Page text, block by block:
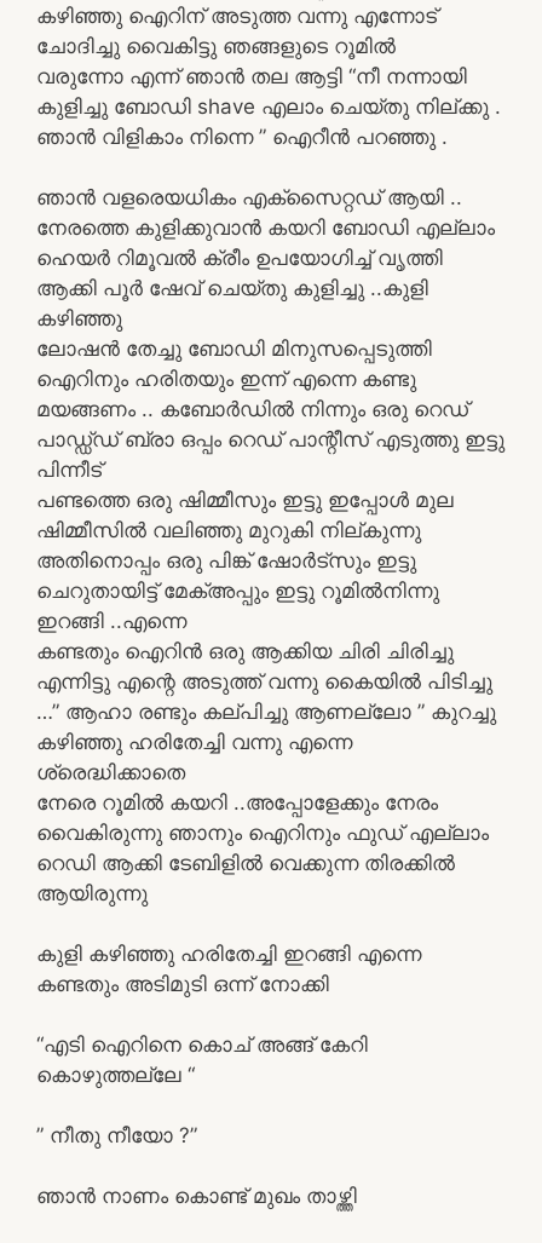
കഴിഞ്ഞു ഐറിന് അടുത്ത വന്നു എന്നോട്
ചോദിച്ചു വൈകിട്ടു ഞങ്ങളുടെ റൂമിൽ
വരുന്നോ എന്ന് ഞാൻ തല ആട്ടി “നീ നന്നായി
കുളിച്ചു ബോഡി shave എലാം ചെയ്തു നില്ക്കു .
ഞാൻ വിളികാം നിന്നെ ” ഐറീൻ പറഞ്ഞു .
ഞാൻ വളരെയധികം എക്സൈറ്റഡ് ആയി ..
നേരത്തെ കുളിക്കുവാൻ കയറി ബോഡി എല്ലാം
ഹെയർ റിമൂവൽ ക്രീം ഉപയോഗിച്ച് വൃത്തി
ആക്കി പൂർ ഷേവ് ചെയ്തു കുളിച്ചു ..കുളി
കഴിഞ്ഞു
ലോഷൻ തേച്ചു ബോഡി മിനുസപ്പെടുത്തി
ഐറിനും ഹരിതയും ഇന്ന് എന്നെ കണ്ടു
മയങ്ങണം .. കബോർഡിൽ നിന്നും ഒരു റെഡ്
പാഡ്ഡ്ഡ് ബ്രാ ഒപ്പം റെഡ് പാന്റീസ് എടുത്തു ഇട്ടു
പിന്നീട്
പണ്ടത്തെ ഒരു ഷിമ്മീസും ഇട്ടു ഇപ്പോൾ മുല
ഷിമ്മീസിൽ വലിഞ്ഞു മുറുകി നില്കുന്നു
അതിനൊപ്പം ഒരു പിങ്ക് ഷോർട്സും ഇട്ടു
ചെറുതായിട്ട് മേക്അപ്പും ഇട്ടു റൂമിൽനിന്നു
ഇറങ്ങി ..എന്നെ
കണ്ടതും ഐറിൻ ഒരു ആക്കിയ ചിരി ചിരിച്ചു
എന്നിട്ടു എന്റെ അടുത്ത് വന്നു കൈയിൽ പിടിച്ചു
…” ആഹാ രണ്ടും കല്പിച്ചു ആണല്ലോ ” കുറച്ചു
കഴിഞ്ഞു ഹരിതേച്ചി വന്നു എന്നെ
ശ്രെദ്ധിക്കാതെ
നേരെ റൂമിൽ കയറി ..അപ്പോളേക്കും നേരം
വൈകിരുന്നു ഞാനും ഐറിനും ഫുഡ് എല്ലാം
റെഡി ആക്കി ടേബിളിൽ വെക്കുന്ന തിരക്കിൽ
ആയിരുന്നു
കുളി കഴിഞ്ഞു ഹരിതേച്ചി ഇറങ്ങി എന്നെ
കണ്ടതും അടിമുടി ഒന്ന് നോക്കി
“എടി ഐറിനെ കൊച് അങ്ങ് കേറി
കൊഴുത്തല്ലേ “
” നീതു നീയോ ?”
ഞാൻ നാണം കൊണ്ട് മുഖം താഴ്ത്തി